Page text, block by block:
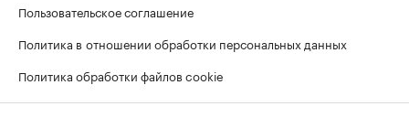
Пользовательское соглашение
Политика в отношении обработки персональных данных
Политика обработки файлов cookie